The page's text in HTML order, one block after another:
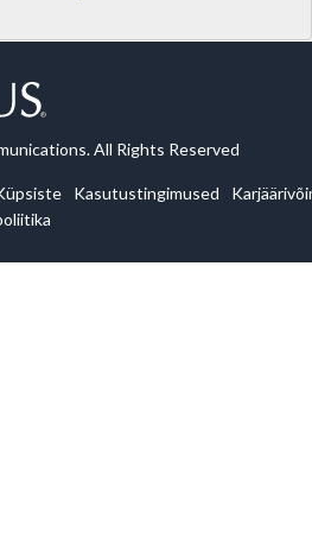
All Rights Reserved
Kasutustingimused